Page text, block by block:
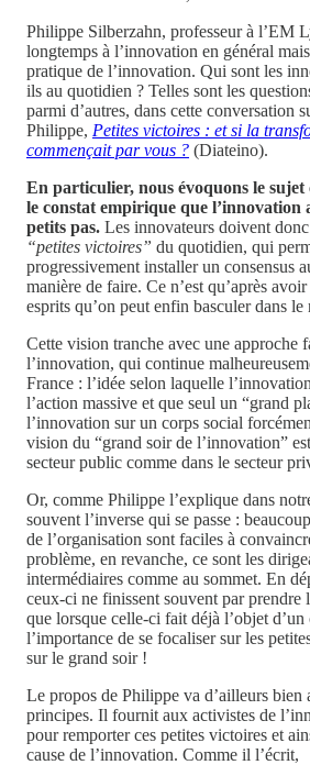
Philippe Silberzahn, professeur à l’EM
longtemps à l’innovation en général
pratique de l’innovation. Qui sont les
ils au quotidien ? Telles sont les
parmi d’autres, dans cette conversation
Philippe, Petites victoires : et si la
commençait par vous ? (Diateino).
En particulier, nous évoquons le
le constat empirique que l’innovation
petits pas. Les innovateurs doivent
“petites victoires” du quotidien, qui
progressivement installer un consensus
manière de faire. Ce n’est qu’après
esprits qu’on peut enfin basculer dans
Cette vision tranche avec une approche
l’innovation, qui continue
France : l’idée selon laquelle
l’action massive et que seul un “grand
l’innovation sur un corps social
vision du “grand soir de l’innovation”
secteur public comme dans le secteur
Or, comme Philippe l’explique dans
souvent l’inverse qui se passe :
de l’organisation sont faciles à
problème, en revanche, ce sont les
intermédiaires comme au sommet. En
ceux-ci ne finissent souvent par prendre
que lorsque celle-ci fait déjà l’objet d’un
l’importance de se focaliser sur les
sur le grand soir !
Le propos de Philippe va d’ailleurs bien
principes. Il fournit aux activistes de
pour remporter ces petites victoires et
cause de l’innovation. Comme il l’écrit,